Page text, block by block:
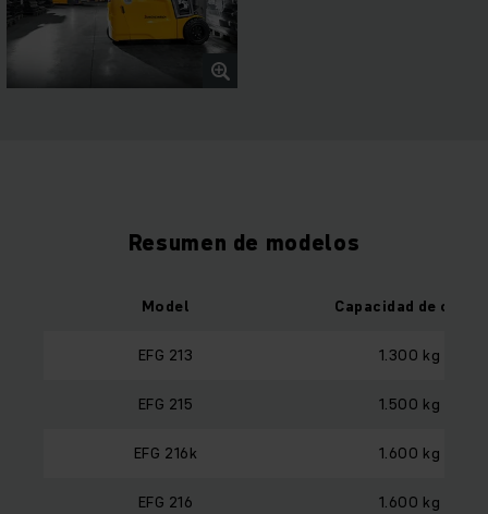
Resumen de modelos
Model Capacidad de carga
EFG 213 1.300 kg
EFG 215 1.500 kg
EFG 216k 1.600 kg
EFG 216 1.600 kg